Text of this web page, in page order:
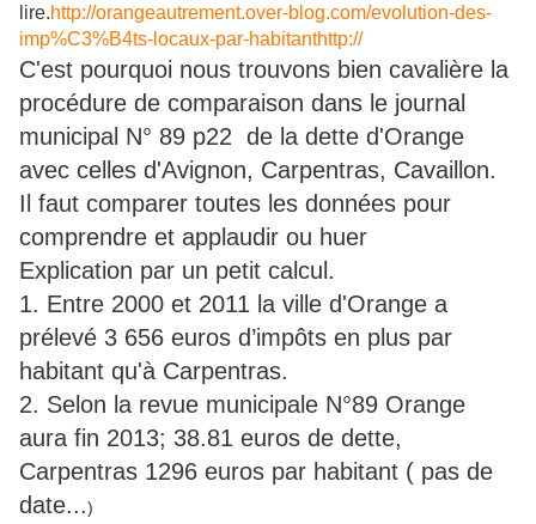
lire.http://orangeautrement.over-blog.com/evolution-des-
imp%C3%B4ts-locaux-par-habitanthttp://
C'est pourquoi nous trouvons bien cavalière la
procédure de comparaison dans le journal
municipal N° 89 p22 de la dette d'Orange
avec celles d'Avignon, Carpentras, Cavaillon.
Il faut comparer toutes les données pour
comprendre et applaudir ou huer
Explication par un petit calcul.
1. Entre 2000 et 2011 la ville d'Orange a
prélevé 3 656 euros d’impôts en plus par
habitant qu'à Carpentras.
2. Selon la revue municipale N°89 Orange
aura fin 2013; 38.81 euros de dette,
Carpentras 1296 euros par habitant ( pas de
date...)